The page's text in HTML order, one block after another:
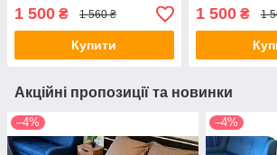
150х220 на кнопках
1 500 ₴ 1 560 ₴
Купити
150х220 на
1 500₴ 1
Акційні пропозиції та новинки
–4% –4%